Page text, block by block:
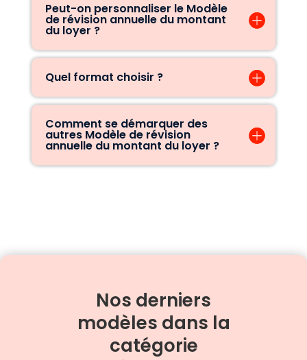
Peut-on personnaliser le Modèle
de révision annuelle du montant
du loyer ?
Quel format choisir ?
Comment se démarquer des
autres Modèle de révision
annuelle du montant du loyer ?
Nos derniers
modèles dans la
catégorie